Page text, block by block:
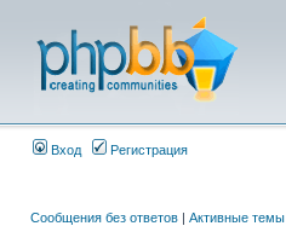
Вход Регистрация
Сообщения без ответов | Активные темы